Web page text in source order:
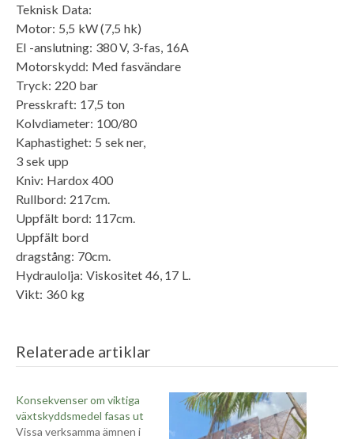
Teknisk Data:
Motor: 5,5 kW (7,5 hk)
El -anslutning: 380 V, 3-fas, 16A
Motorskydd: Med fasvändare
Tryck: 220 bar
Presskraft: 17,5 ton
Kolvdiameter: 100/80
Kaphastighet: 5 sek ner,
3 sek upp
Kniv: Hardox 400
Rullbord: 217cm.
Uppfält bord: 117cm.
Uppfält bord
dragstång: 70cm.
Hydraulolja: Viskositet 46, 17 L.
Vikt: 360 kg
Relaterade artiklar
Konsekvenser om viktiga
växtskyddsmedel fasas ut
Vissa verksamma ämnen i